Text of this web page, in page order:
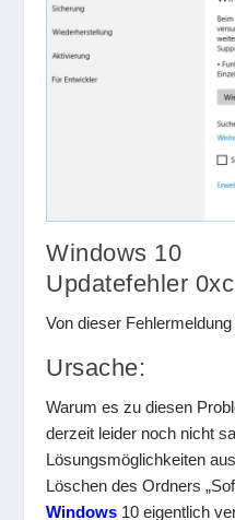
Windows 10
Updatefehler
Von dieser
Ursache:
Warum es zu diesen
derzeit leider noch nicht
Lösungsmöglichkeiten
Löschen des Ordners
Windows 10 eigentlich